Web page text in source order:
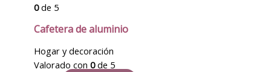
0de 5
Cafetera de aluminio
Hogar y decoración
Valorado con 0de 5